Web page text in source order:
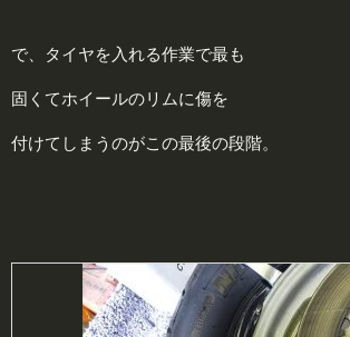
で、タイヤを入れる作業で最も
固くてホイールのリムに傷を
付けてしまうのがこの最後の段階。